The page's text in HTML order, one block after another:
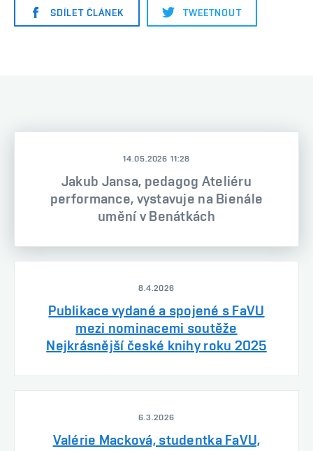
SDÍLET ČLÁNEK TWEETNOUT
14.05.2026 11:28
Jakub Jansa, pedagog Ateliéru
performance, vystavuje na Bienále
umění v Benátkách
8.4.2026
Publikace vydané a spojené s FaVU
mezi nominacemi soutěže
Nejkrásnější české knihy roku 2025
6.3.2026
Valérie Macková, studentka FaVU,